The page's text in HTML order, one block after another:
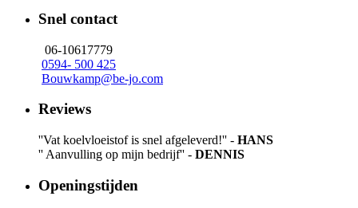
Snel contact
06-10617779
0594- 500 425
Bouwkamp@be-jo.com
Reviews
''Vat koelvloeistof is snel afgeleverd!'' - HANS
'' Aanvulling op mijn bedrijf'' - DENNIS
Openingstijden